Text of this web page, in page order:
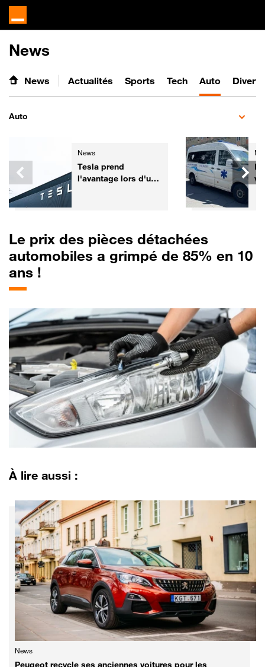
News
News Actualités Sports Tech Auto
Auto
News
Tesla prend
l'avantage lors d'un
Le prix des pièces détachées
automobiles a grimpé de 85% en 10
ans !
À lire aussi :
News
Peugeot recycle ses anciennes voitures pour les